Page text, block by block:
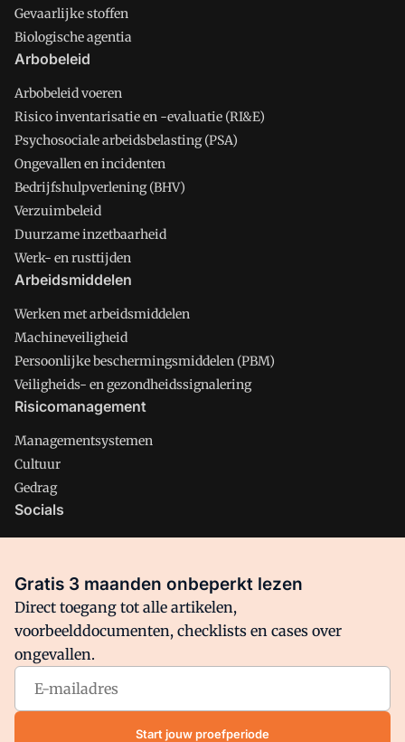
Gevaarlijke stoffen
Biologische agentia
Arbobeleid
Arbobeleid voeren
Risico inventarisatie en -evaluatie (RI&E)
Psychosociale arbeidsbelasting (PSA)
Ongevallen en incidenten
Bedrijfshulpverlening (BHV)
Verzuimbeleid
Duurzame inzetbaarheid
Werk- en rusttijden
Arbeidsmiddelen
Werken met arbeidsmiddelen
Machineveiligheid
Persoonlijke beschermingsmiddelen (PBM)
Veiligheids- en gezondheidssignalering
Risicomanagement
Managementsystemen
Cultuur
Gedrag
Socials
Facebook
Arbo is onderdeel van VMN media. Lees inons manifestwaar
VMN media voor staat. Op gebruik van deze site zijn de
volgende regelingen van toepassing:Algemene Voorwaarden
Privacy en Cookie beleid|Privacy instellingen
Gratis 3 maanden onbeperkt lezen
Direct toegang tot alle artikelen,
voorbeelddocumenten, checklists en cases over
ongevallen.
Start jouw proefperiode